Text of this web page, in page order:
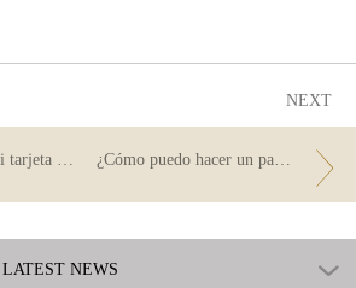
¿Qué hago con mi tarjeta cuando ya ha caducado?
NEXT
¿Cómo puedo hacer un pago a la Administración?
NEWS